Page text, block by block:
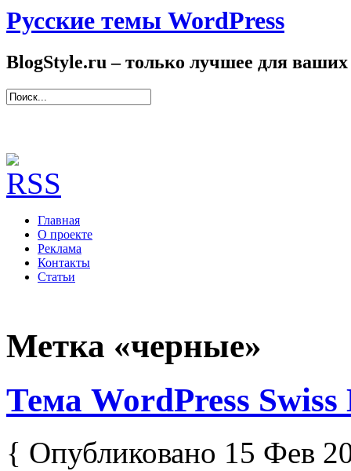
Русские темы WordPress
BlogStyle.ru – только лучшее для ваших
Главная
О проекте
Реклама
Контакты
Статьи
Метка «черные»
Тема WordPress Swiss
{ Опубликовано 15 Фев